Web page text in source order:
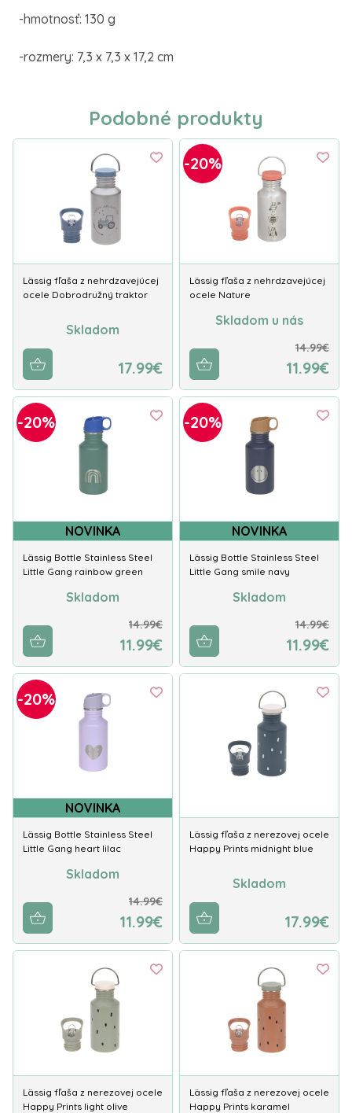
-hmotnosť: 130 g
-rozmery: 7,3 x 7,3 x 17,2 cm
Podobné produkty
Lässig fľaša z nehrdzavejúcej
ocele Dobrodružný traktor
Skladom
17.99€
-20%
Lässig fľaša z nehrdzavejúcej
ocele Nature
Skladom u nás
14.99€
11.99€
-20%
NOVINKA
Lässig Bottle Stainless Steel
Little Gang rainbow green
Skladom
14.99€
11.99€
-20%
NOVINKA
Lässig Bottle Stainless Steel
Little Gang smile navy
Skladom
14.99€
11.99€
-20%
NOVINKA
Lässig Bottle Stainless Steel
Little Gang heart lilac
Skladom
14.99€
11.99€
Lässig fľaša z nerezovej ocele
Happy Prints midnight blue
Skladom
17.99€
Lässig fľaša z nerezovej ocele
Happy Prints light olive
Lässig fľaša z nerezovej ocele
Happy Prints karamel